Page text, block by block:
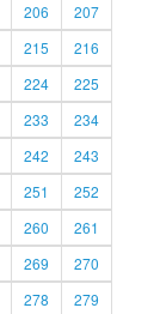
206
207
215
216
224
225
233
234
242
243
251
252
260
261
269
270
278
279